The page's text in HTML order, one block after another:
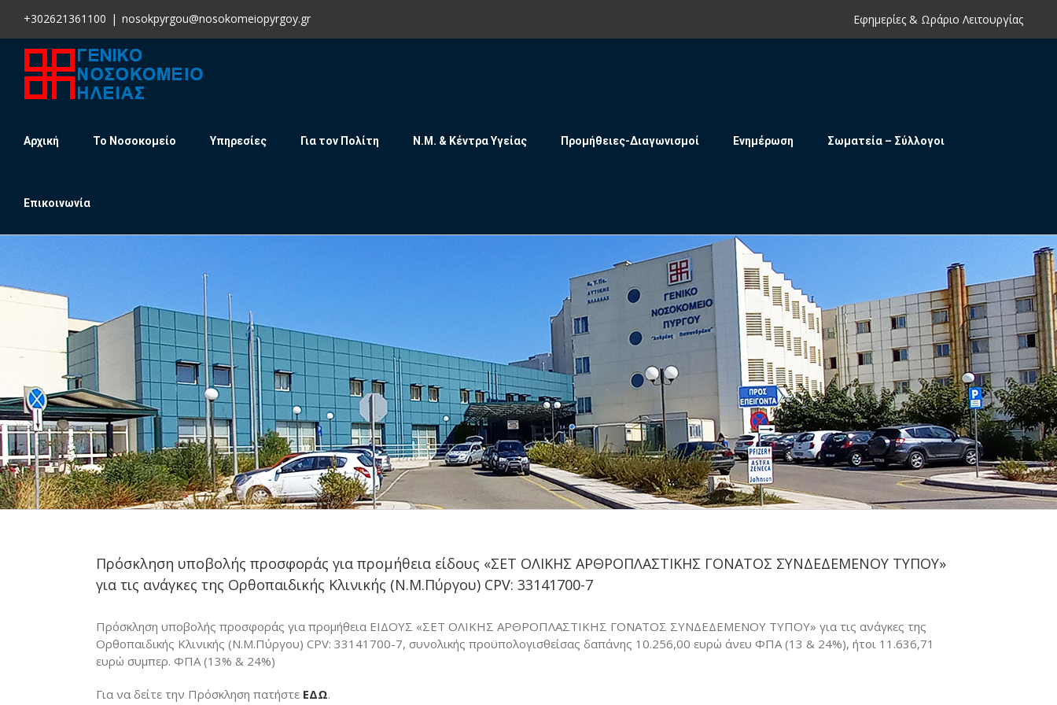
content
+302621361100 | nosokpyrgou@nosokomeiopyrgoy.gr Εφημερίες & Ωράριο Λειτουργίας
Αρχική Το Νοσοκομείο Υπηρεσίες Για τον Πολίτη Ν.Μ. & Κέντρα Υγείας Προμήθειες-Διαγωνισμοί Ενημέρωση Σωματεία – Σύλλογοι
Επικοινωνία
Πρόσκληση υποβολής προσφοράς για προμήθεια είδους «ΣΕΤ ΟΛΙΚΗΣ ΑΡΘΡΟΠΛΑΣΤΙΚΗΣ ΓΟΝΑΤΟΣ ΣΥΝΔΕΔΕΜΕΝΟΥ ΤΥΠΟΥ»
για τις ανάγκες της Ορθοπαιδικής Κλινικής (Ν.Μ.Πύργου) CPV: 33141700-7
Πρόσκληση υποβολής προσφοράς για προμήθεια ΕΙΔΟΥΣ «ΣΕΤ ΟΛΙΚΗΣ ΑΡΘΡΟΠΛΑΣΤΙΚΗΣ ΓΟΝΑΤΟΣ ΣΥΝΔΕΔΕΜΕΝΟΥ ΤΥΠΟΥ» για τις ανάγκες της
Ορθοπαιδικής Κλινικής (Ν.Μ.Πύργου) CPV: 33141700-7, συνολικής προϋπολογισθείσας δαπάνης 10.256,00 ευρώ άνευ ΦΠΑ (13 & 24%), ήτοι 11.636,71
ευρώ συμπερ. ΦΠΑ (13% & 24%)
Για να δείτε την Πρόσκληση πατήστε ΕΔΩ.